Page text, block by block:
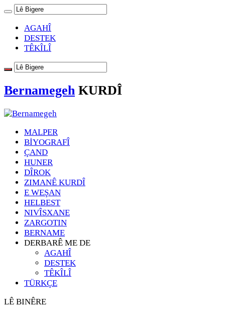
AGAHÎ
DESTEK
TÊKÎLÎ
Bernamegeh KURDÎ
MALPER
BİYOGRAFÎ
ÇAND
HUNER
DÎROK
ZIMANÊ KURDÎ
E WEŞAN
HELBEST
NIVÎSXANE
ZARGOTIN
BERNAME
DERBARÊ ME DE
AGAHÎ
DESTEK
TÊKÎLÎ
TÜRKÇE
LÊ BINÊRE